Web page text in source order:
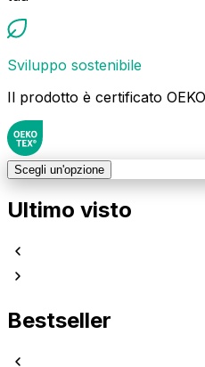
Sviluppo sostenibile
Il prodotto è certificato
Scegli un'opzione
Ultimo visto
Bestseller